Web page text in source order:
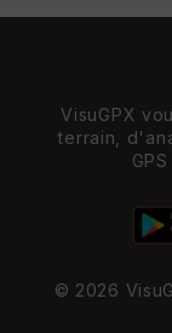
VisuGPX
terrain,
© 2026